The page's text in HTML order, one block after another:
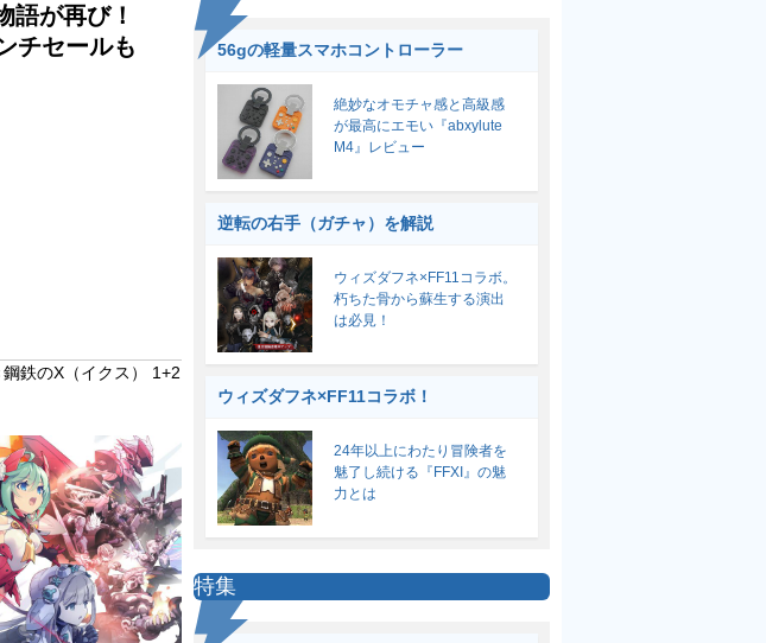
語が再び！
チセールも
鉄のX（イクス） 1+2
56gの軽量スマホコントローラー
絶妙なオモチャ感と高級感
が最高にエモい『abxylute
M4』レビュー
逆転の右手（ガチャ）を解説
ウィズダフネ×FF11コラボ。
朽ちた骨から蘇生する演出
は必見！
ウィズダフネ×FF11コラボ！
24年以上にわたり冒険者を
魅了し続ける『FFXI』の魅
力とは
特集